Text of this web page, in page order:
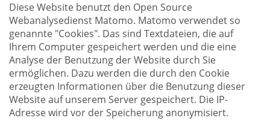
Diese Website benutzt den Open Source
Webanalysedienst Matomo. Matomo verwendet so
genannte "Cookies". Das sind Textdateien, die auf
Ihrem Computer gespeichert werden und die eine
Analyse der Benutzung der Website durch Sie
ermöglichen. Dazu werden die durch den Cookie
erzeugten Informationen über die Benutzung dieser
Website auf unserem Server gespeichert. Die IP-
Adresse wird vor der Speicherung anonymisiert.